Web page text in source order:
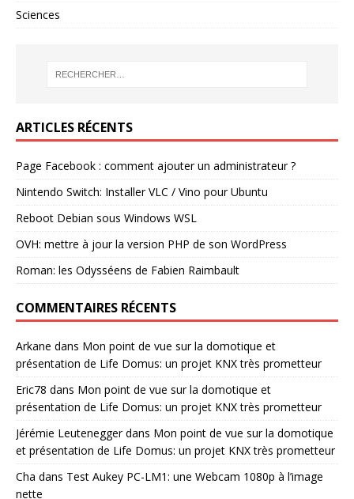
Sciences
ARTICLES RÉCENTS
Page Facebook : comment ajouter un administrateur ?
Nintendo Switch: Installer VLC / Vino pour Ubuntu
Reboot Debian sous Windows WSL
OVH: mettre à jour la version PHP de son WordPress
Roman: les Odysséens de Fabien Raimbault
COMMENTAIRES RÉCENTS
Arkane dans Mon point de vue sur la domotique et
présentation de Life Domus: un projet KNX très prometteur
Eric78 dans Mon point de vue sur la domotique et
présentation de Life Domus: un projet KNX très prometteur
Jérémie Leuteneggerdans Mon point de vue sur la domotique
et présentation de Life Domus: un projet KNX très prometteur
Cha dans Test Aukey PC-LM1: une Webcam 1080p à l’image
nette